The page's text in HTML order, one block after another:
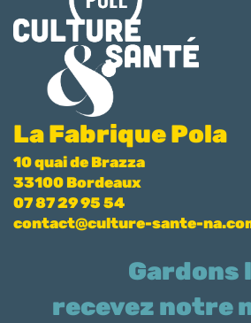
La Fabrique Pola
10 quai de Brazza
33100 Bordeaux
07 87 29 95 54
contact@culture-sante-
Gardons
recevez notre